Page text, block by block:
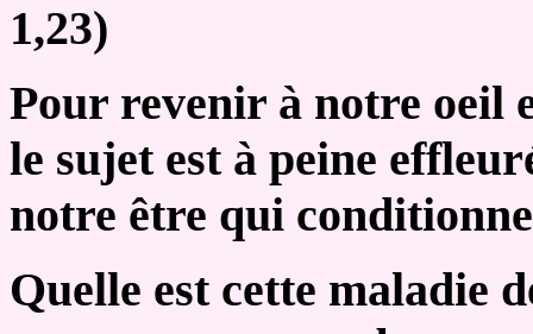
1,23)
Pour revenir à notre oeil
le sujet est à peine
notre être qui
Quelle est cette maladie